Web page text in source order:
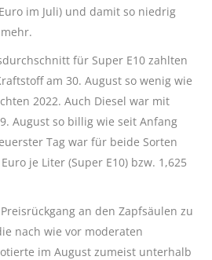
im Juli) und damit so niedrig
für Super E10 zahlten
am 30. August so wenig wie
2022. Auch Diesel war mit
August so billig wie seit Anfang
Tag war für beide Sorten
je Liter (Super E10) bzw. 1,625
an den Zapfsäulen zu
nach wie vor moderaten
im August zumeist unterhalb